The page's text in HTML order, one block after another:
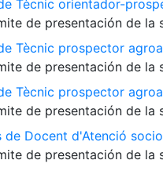
Tècnic orientador-
de presentación de la
Tècnic prospector
de presentación de la
Tècnic prospector
de presentación de la
de Docent d'Atenció
de presentación de la